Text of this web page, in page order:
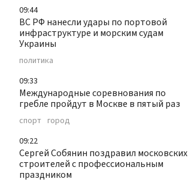
09:44
ВС РФ нанесли удары по портовой
инфраструктуре и морским судам
Украины
политика
09:33
Международные соревнования по
гребле пройдут в Москве в пятый раз
спорт город
09:22
Сергей Собянин поздравил московских
строителей с профессиональным
праздником